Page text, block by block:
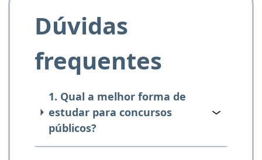
Dúvidas
frequentes
1. Qual a melhor forma de
estudar para concursos
públicos?